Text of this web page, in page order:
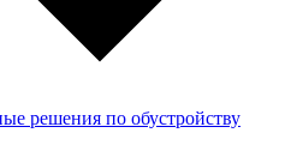
решения по обустройству